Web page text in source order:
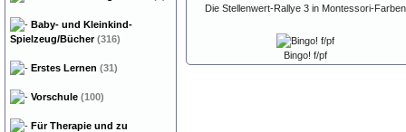
Die Stellenwert-Rallye 3 in Montessori-Farben
Bingo! f/pf
Baby- und Kleinkind-
Spielzeug/Bücher(316)
Erstes Lernen (31)
Vorschule (100)
Für Therapie und zu